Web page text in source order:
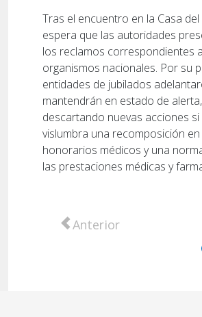
Tras el encuentro en la Casa del
espera que las autoridades
los reclamos correspondientes
organismos nacionales. Por su
entidades de jubilados
mantendrán en estado de
descartando nuevas acciones si
vislumbra una recomposición
honorarios médicos y una
las prestaciones médicas y
Artículo anterior: Caso
Anterior